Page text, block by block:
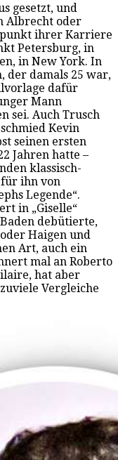
gesetzt, und
Albrecht oder
ihrer Karriere
Petersburg, in
in New York. In
der damals 25 war,
dafür
Mann
sei. Auch Trusch
Kevin
seinen ersten
Jahren hatte –
klassisch-
ihn von
Legende“.
in „Giselle“
debütierte,
Haigen und
Art, auch ein
mal an Roberto
hat aber
Vergleiche